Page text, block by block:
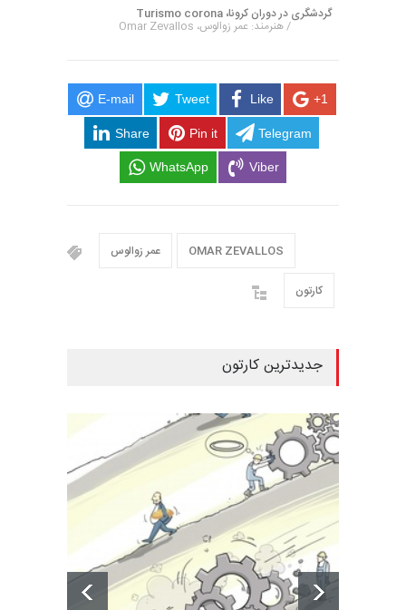
گردشگری در دوران کرونا، Turismo corona
/ هنرمند: عمر زوالوس، Omar Zevallos
E-mail Tweet Like +1
Share Pin it Telegram
WhatsApp Viber
عمر زوالوس OMAR ZEVALLOS
کارتون
جدیدترین کارتون